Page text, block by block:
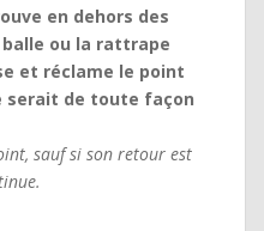
en dehors des
ou la rattrape
et réclame le point
serait de toute façon
sauf si son retour est